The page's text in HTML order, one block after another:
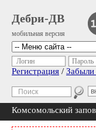
Дебри-ДВ
мобильная версия
Логин Пароль
Регистрация / Забыли
Комсомольский